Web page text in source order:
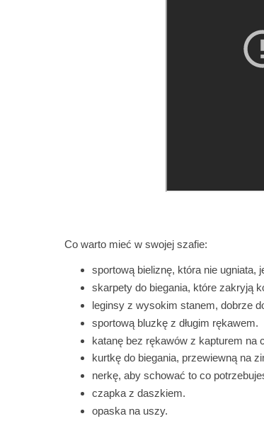
Co warto mieć w swojej szafie:
sportową bieliznę, która nie ugniata,
skarpety do biegania, które zakryją
leginsy z wysokim stanem, dobrze
sportową bluzkę z długim rękawem.
katanę bez rękawów z kapturem na
kurtkę do biegania, przewiewną na
nerkę, aby schować to co
czapka z daszkiem.
opaska na uszy.